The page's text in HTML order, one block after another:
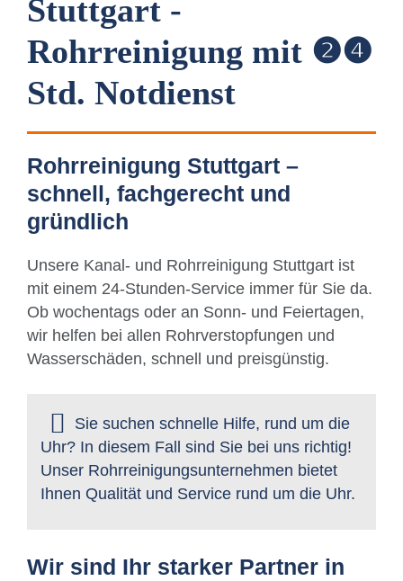
Stuttgart -
Rohrreinigung mit ❷❹
Std. Notdienst
Rohrreinigung Stuttgart –
schnell, fachgerecht und
gründlich
Unsere Kanal- und Rohrreinigung Stuttgart ist
mit einem 24-Stunden-Service immer für Sie da.
Ob wochentags oder an Sonn- und Feiertagen,
wir helfen bei allen Rohrverstopfungen und
Wasserschäden, schnell und preisgünstig.
Sie suchen schnelle Hilfe, rund um die
Uhr? In diesem Fall sind Sie bei uns richtig!
Unser Rohrreinigungsunternehmen bietet
Ihnen Qualität und Service rund um die Uhr.
Wir sind Ihr starker Partner in